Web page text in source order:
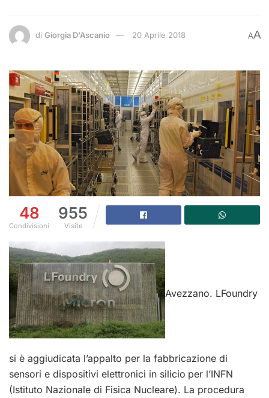
di Giorgia D'Ascanio 20 Aprile 2018 AA
48
Condivisioni
955
Visite
Avezzano. LFoundry
si è aggiudicata l’appalto per la fabbricazione di
sensori e dispositivi elettronici in silicio per l’INFN
(Istituto Nazionale di Fisica Nucleare). La procedura